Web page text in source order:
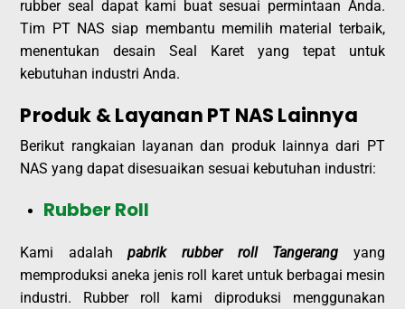
rubber seal dapat kami buat sesuai permintaan Anda.
Tim PT NAS siap membantu memilih material terbaik,
menentukan desain Seal Karet yang tepat untuk
kebutuhan industri Anda.
Produk & Layanan PT NAS Lainnya
Berikut rangkaian layanan dan produk lainnya dari PT
NAS yang dapat disesuaikan sesuai kebutuhan industri:
Rubber Roll
Kami adalahpabrik rubber roll Tangerang yang
memproduksi aneka jenis roll karet untuk berbagai mesin
industri. Rubber roll kami diproduksi menggunakan